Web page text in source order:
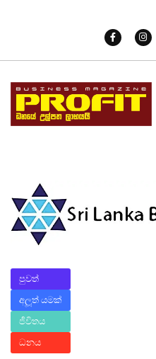
පුවත්
අලූත් යමක්
ජීවිතය
ධනය